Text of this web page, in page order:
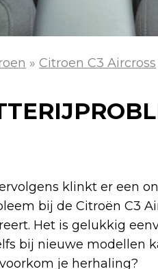
» Citroen C3 Aircross
klinkt er een
bij de Citroën C3
Het is gelukkig
bij nieuwe modellen
je herhaling?